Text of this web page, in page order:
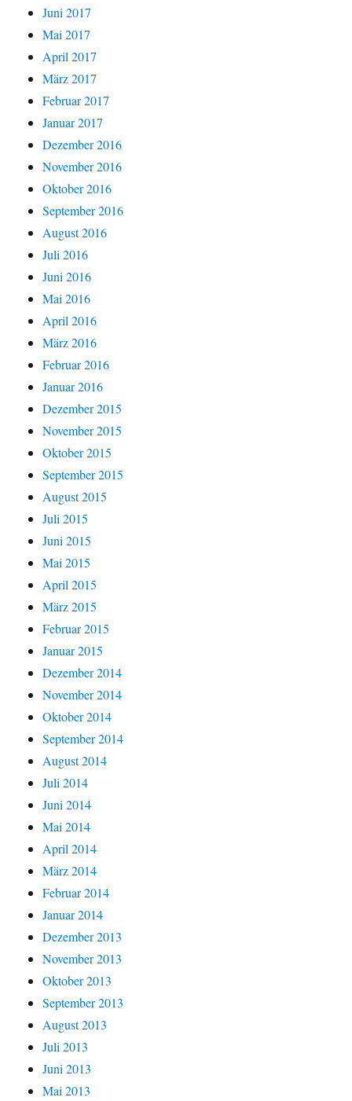
Juni 2017
Mai 2017
April 2017
März 2017
Februar 2017
Januar 2017
Dezember 2016
November 2016
Oktober 2016
September 2016
August 2016
Juli 2016
Juni 2016
Mai 2016
April 2016
März 2016
Februar 2016
Januar 2016
Dezember 2015
November 2015
Oktober 2015
September 2015
August 2015
Juli 2015
Juni 2015
Mai 2015
April 2015
März 2015
Februar 2015
Januar 2015
Dezember 2014
November 2014
Oktober 2014
September 2014
August 2014
Juli 2014
Juni 2014
Mai 2014
April 2014
März 2014
Februar 2014
Januar 2014
Dezember 2013
November 2013
Oktober 2013
September 2013
August 2013
Juli 2013
Juni 2013
Mai 2013